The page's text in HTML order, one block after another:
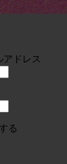
アドレス
る